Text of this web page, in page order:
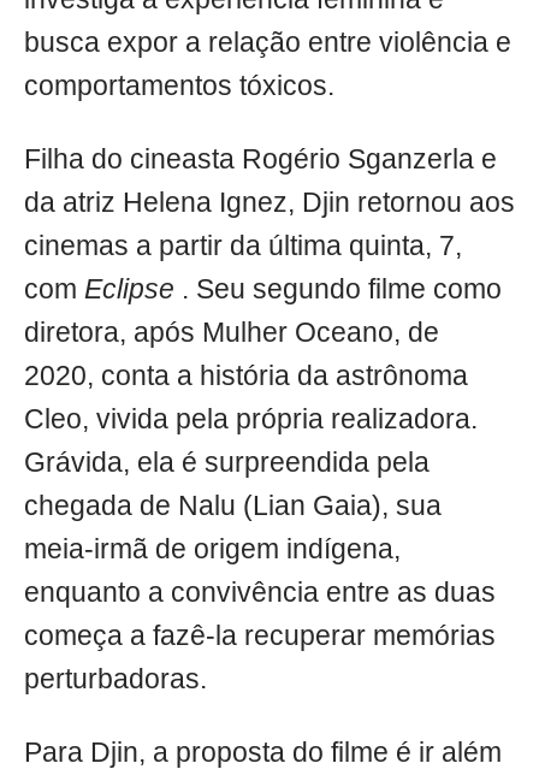
busca expor a relação entre violência e
comportamentos tóxicos.
Filha do cineasta Rogério Sganzerla e
da atriz Helena Ignez, Djin retornou aos
cinemas a partir da última quinta, 7,
com Eclipse . Seu segundo filme como
diretora, após Mulher Oceano, de
2020, conta a história da astrônoma
Cleo, vivida pela própria realizadora.
Grávida, ela é surpreendida pela
chegada de Nalu (Lian Gaia), sua
meia-irmã de origem indígena,
enquanto a convivência entre as duas
começa a fazê-la recuperar memórias
perturbadoras.
Para Djin, a proposta do filme é ir além